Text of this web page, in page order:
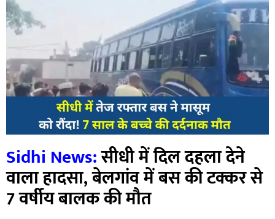
Sidhi News:सीधी में दिल दहला देने
वाला हादसा, बेलगांव में बस की टक्कर से
7 वर्षीय बालक की मौत